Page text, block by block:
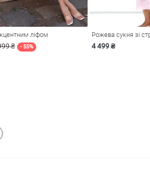
ліфом
₴ - 55% 4 499 ₴